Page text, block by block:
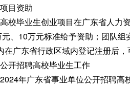
目资助
毕业生创业项目在广东省人力
、10万元标准给予资助；团队组
在广东省行政区域内登记注册后 ，
招聘高校毕业生工作
年广东省事业单位公开招聘高